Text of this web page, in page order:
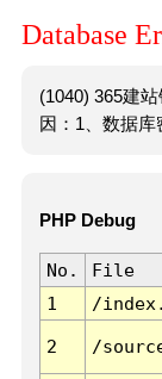
Database
(1040) 365建
因：1、数据库
PHP Debug
No. File
1
/
2 /